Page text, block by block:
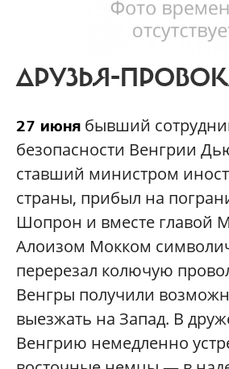
ДРУЗЬЯ-
27 июня бывший
безопасности Венгрии
ставший министром
страны, прибыл на
Шопрон и вместе главой
Алоизом Мокком
перерезал колючую
Венгры получили
выезжать на Запад. В
Венгрию немедленно